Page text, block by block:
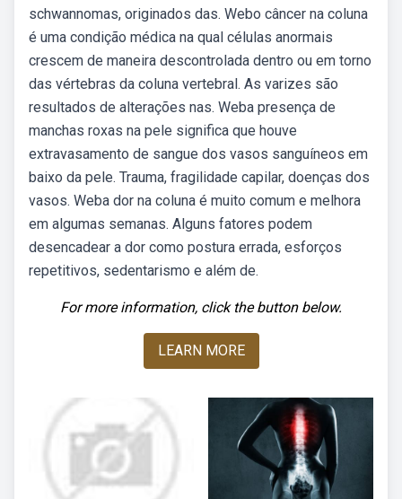
schwannomas, originados das. Webo câncer na coluna
é uma condição médica na qual células anormais
crescem de maneira descontrolada dentro ou em torno
das vértebras da coluna vertebral. As varizes são
resultados de alterações nas. Weba presença de
manchas roxas na pele significa que houve
extravasamento de sangue dos vasos sanguíneos em
baixo da pele. Trauma, fragilidade capilar, doenças dos
vasos. Weba dor na coluna é muito comum e melhora
em algumas semanas. Alguns fatores podem
desencadear a dor como postura errada, esforços
repetitivos, sedentarismo e além de.
For more information, click the button below.
LEARN MORE